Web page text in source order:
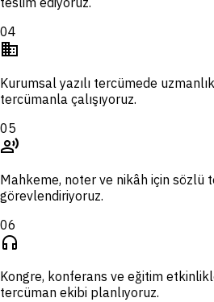
04
domain
Kurumsal yazılı tercümede
tercümanla çalışıyoruz.
05
record_voice_over
Mahkeme, noter ve nikâh için sözlü
görevlendiriyoruz.
06
headphones
Kongre, konferans ve eğitim
tercüman ekibi planlıyoruz.